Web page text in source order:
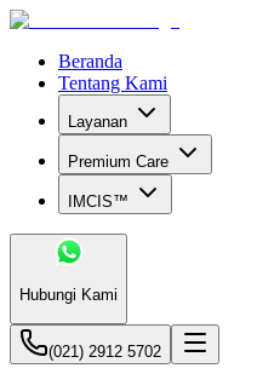
Beranda
Tentang Kami
Layanan
Premium Care
IMCIS™
Hubungi Kami
(021) 2912 5702